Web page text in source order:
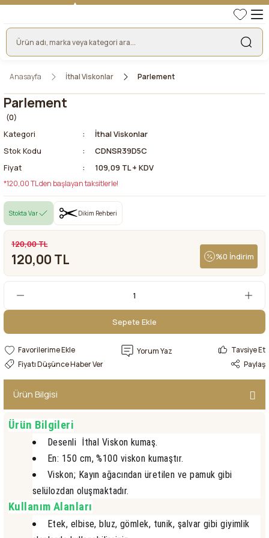
Anasayfa İthal Viskonlar Parlement
Parlement
(0)
Kategori
İthal Viskonlar
Stok Kodu
CDNSR39D5C
Fiyat
109,09 TL + KDV
*120,00 TL den başlayan taksitlerle!
Stokta Var Dikim Rehberi
120,00 TL
120,00 TL %0 İndirim
Sepete Ekle
Sepete EkleYorum Yaz
Tavsiye Et
Fiyatı Düşünce Haber Ver
Paylaş
Ürün Bilgisi
Ürün Bilgileri
Desenli İthal Viskon kumaş.
En: 150 cm, %100 viskon kumaştır.
Viskon; Kayın ağacından üretilen ve pamuk gibi
selülozdan oluşmaktadır.
Kullanım Alanları
Etek, elbise, bluz, gömlek, tunik, şalvar gibi giyimlik